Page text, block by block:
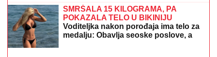
Ostavila ga nakon izlaska iz Elite 9 i
uzela sve stvari: Ovo su detalji